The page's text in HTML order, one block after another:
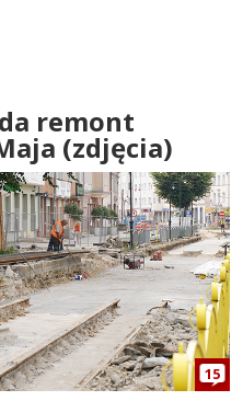
remont
(zdjęcia)
15